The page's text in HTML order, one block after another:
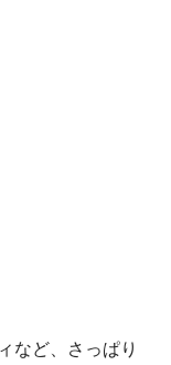
など、さっぱり